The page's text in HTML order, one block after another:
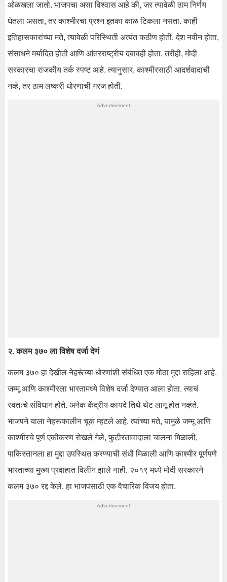
ओळखला जातो. भाजपचा असा विश्वास आहे की, जर त्यावेळी ठाम निर्णय
घेतला असता, तर काश्मीरचा प्रश्न इतका काळ टिकला नसता. काही
इतिहासकारांच्या मते, त्यावेळी परिस्थिती अत्यंत कठीण होती. देश नवीन होता,
संसाधने मर्यादित होती आणि आंतरराष्ट्रीय दबावही होता. तरीही, मोदी
सरकारचा राजकीय तर्क स्पष्ट आहे. त्यानुसार, काश्मीरसाठी आदर्शवादाची
नव्हे, तर ठाम लष्करी धोरणाची गरज होती.
२. कलम ३७० ला विशेष दर्जा देणं
कलम ३७० हा देखील नेहरूंच्या धोरणांशी संबंधित एक मोठा मुद्दा राहिला आहे.
जम्मू आणि काश्मीरला भारतामध्ये विशेष दर्जा देण्यात आला होता. त्याचं
स्वतःचे संविधान होते. अनेक केंद्रीय कायदे तिथे थेट लागू होत नव्हते.
भाजपने याला नेहरूकालीन चूक म्हटले आहे. त्यांच्या मते, यामुळे जम्मू आणि
काश्मीरचे पूर्ण एकीकरण रोखले गेले, फुटीरतावादाला चालना मिळाली,
पाकिस्तानला हा मुद्दा उपस्थित करण्याची संधी मिळाली आणि काश्मीर पूर्णपणे
भारताच्या मुख्य प्रवाहात विलीन झाले नाही. २०१९ मध्ये मोदी सरकारने
कलम ३७० रद्द केले. हा भाजपसाठी एक वैचारिक विजय होता.